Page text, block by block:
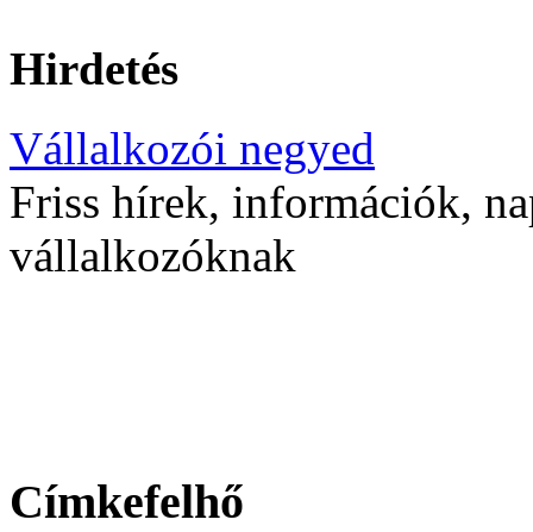
Hirdetés
Vállalkozói negyed
Friss hírek, információk,
vállalkozóknak
Címkefelhő